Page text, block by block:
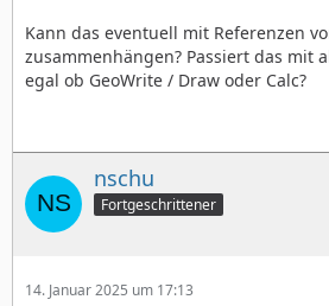
Kann das eventuell mit Referenzen
zusammenhängen? Passiert das mit
egal ob GeoWrite / Draw oder Calc?
nschu
Fortgeschrittener
14. Januar 2025 um 17:13